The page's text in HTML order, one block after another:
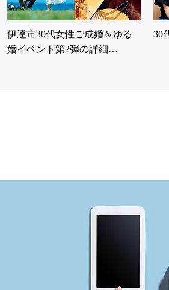
伊達市30代女性ご成婚＆ゆる
婚イベント第2弾の詳細…
30